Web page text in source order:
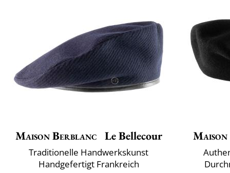
Maison Berblanc Le Bellecour
Traditionelle Handwerkskunst
Handgefertigt Frankreich